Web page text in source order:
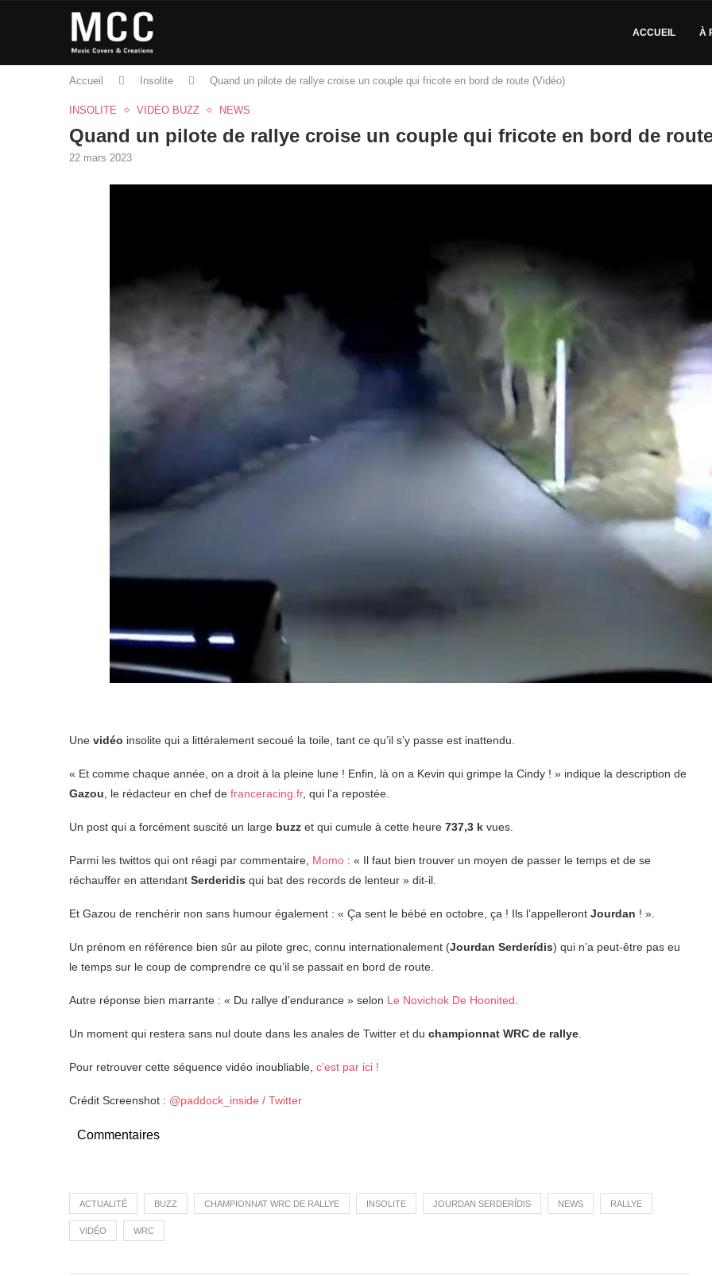
ACCUEIL À
Accueil Insolite Quand un pilote de rallye croise un couple qui fricote en bord de route (Vidéo)
INSOLITE VIDÉO BUZZ NEWS
Quand un pilote de rallye croise un couple qui fricote en bord de
22 mars 2023
Une vidéo insolite qui a littéralement secoué la toile, tant ce qu’il s’y passe est inattendu.
« Et comme chaque année, on a droit à la pleine lune ! Enfin, là on a Kevin qui grimpe la Cindy ! » indique la description de
Gazou , le rédacteur en chef de franceracing.fr, qui l’a repostée.
Un post qui a forcément suscité un large buzz et qui cumule à cette heure 737,3 k vues.
Parmi les twittos qui ont réagi par commentaire, Momo : « Il faut bien trouver un moyen de passer le temps et de se
réchauffer en attendant Serderidis qui bat des records de lenteur » dit-il.
Et Gazou de renchérir non sans humour également : « Ça sent le bébé en octobre, ça ! Ils l’appelleront Jourdan ! ».
Un prénom en référence bien sûr au pilote grec, connu internationalement (Jourdan Serderídis) qui n’a peut-être pas eu
le temps sur le coup de comprendre ce qu’il se passait en bord de route.
Autre réponse bien marrante : « Du rallye d’endurance » selon Le Novichok De Hoonited
Un moment qui restera sans nul doute dans les anales de Twitter et du championnat WRC de rallye
Pour retrouver cette séquence vidéo inoubliable, c’est par ici !
Crédit Screenshot : @paddock_inside / Twitter
Commentaires
ACTUALITÉ BUZZ CHAMPIONNAT WRC DE RALLYE INSOLITE JOURDAN SERDERÍDIS NEWS RALLYE
VIDÉO WRC